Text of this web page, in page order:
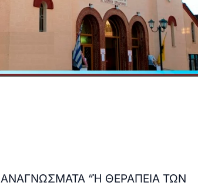
ΑΝΑΓΝΩΣΜΑΤΑ “Ἡ ΘΕΡΑΠΕΙΑ ΤΩΝ